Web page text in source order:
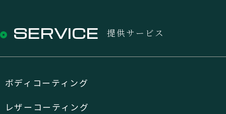
SERVICE 提供サービス
ボディコーティング
レザーコーティング